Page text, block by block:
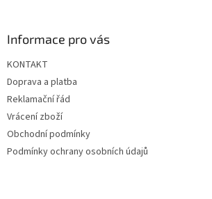
Informace pro vás
KONTAKT
Doprava a platba
Reklamační řád
Vrácení zboží
Obchodní podmínky
Podmínky ochrany osobních údajů